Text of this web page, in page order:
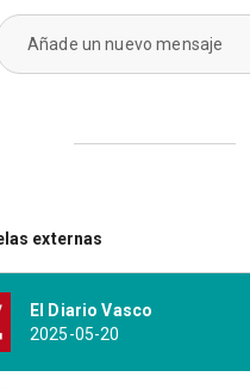
Añade un nuevo mensaje
externas
El Diario Vasco
2025-05-20